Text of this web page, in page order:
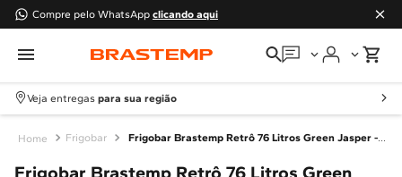
Compre pelo WhatsApp clicando aqui
Em que podemos
Meus pedidos
Veja entregas para sua região
Frigobar Frigobar Brastemp Retrô 76 Litros Green Jasper - BRA08HN
Frigobar Brastemp Retrô 76 Litros Green